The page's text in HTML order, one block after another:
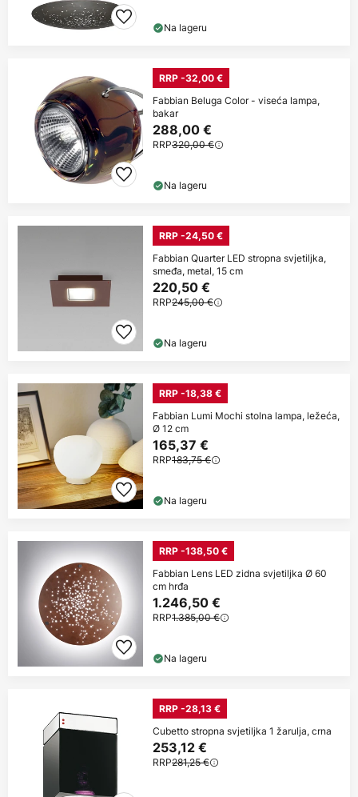
Na lageru
RRP -32,00 €
Fabbian Beluga Color - viseća lampa,
bakar
288,00 €
RRP320,00 €
Na lageru
RRP -24,50 €
Fabbian Quarter LED stropna svjetiljka,
smeđa, metal, 15 cm
220,50 €
RRP245,00 €
Na lageru
RRP -18,38 €
Fabbian Lumi Mochi stolna lampa, ležeća,
Ø 12 cm
165,37 €
RRP183,75 €
Na lageru
RRP -138,50 €
Fabbian Lens LED zidna svjetiljka Ø 60
cm hrđa
1.246,50 €
RRP1.385,00 €
Na lageru
RRP -28,13 €
Cubetto stropna svjetiljka 1 žarulja, crna
253,12 €
RRP281,25 €